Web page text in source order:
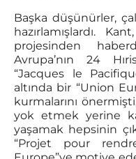
Başka düşünürler,
hazırlamışlardı.
projesinden
Avrupa’nın 24
“Jacques le
altında bir “Union
kurmalarını
yok etmek yerine
yaşamak hepsinin
“Projet pour